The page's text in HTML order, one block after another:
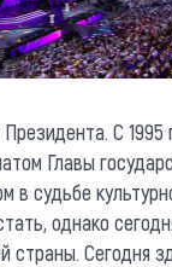
С
Главы
в судьбе
однако
страны. Сегодня